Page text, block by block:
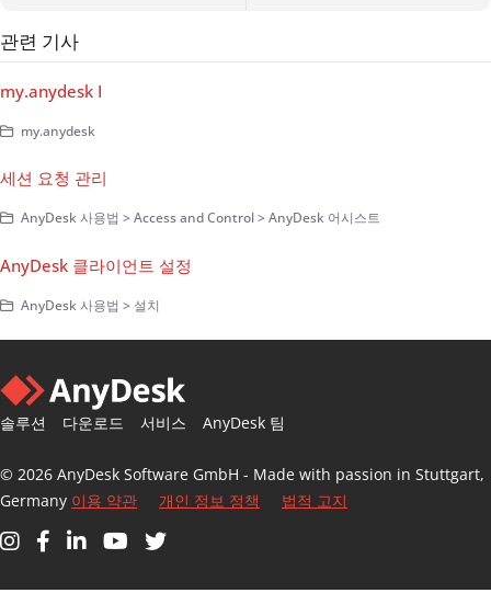
관련 기사
my.anydesk I
my.anydesk
세션 요청 관리
AnyDesk 사용법 > Access and Control > AnyDesk 어시스트
AnyDesk 클라이언트 설정
AnyDesk 사용법 > 설치
솔루션 다운로드 서비스 AnyDesk 팀
© 2026 AnyDesk Software GmbH - Made with passion in Stuttgart,
Germany 이용 약관 개인 정보 정책 법적 고지